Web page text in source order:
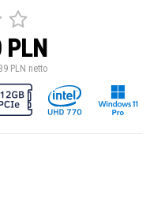
PLN netto